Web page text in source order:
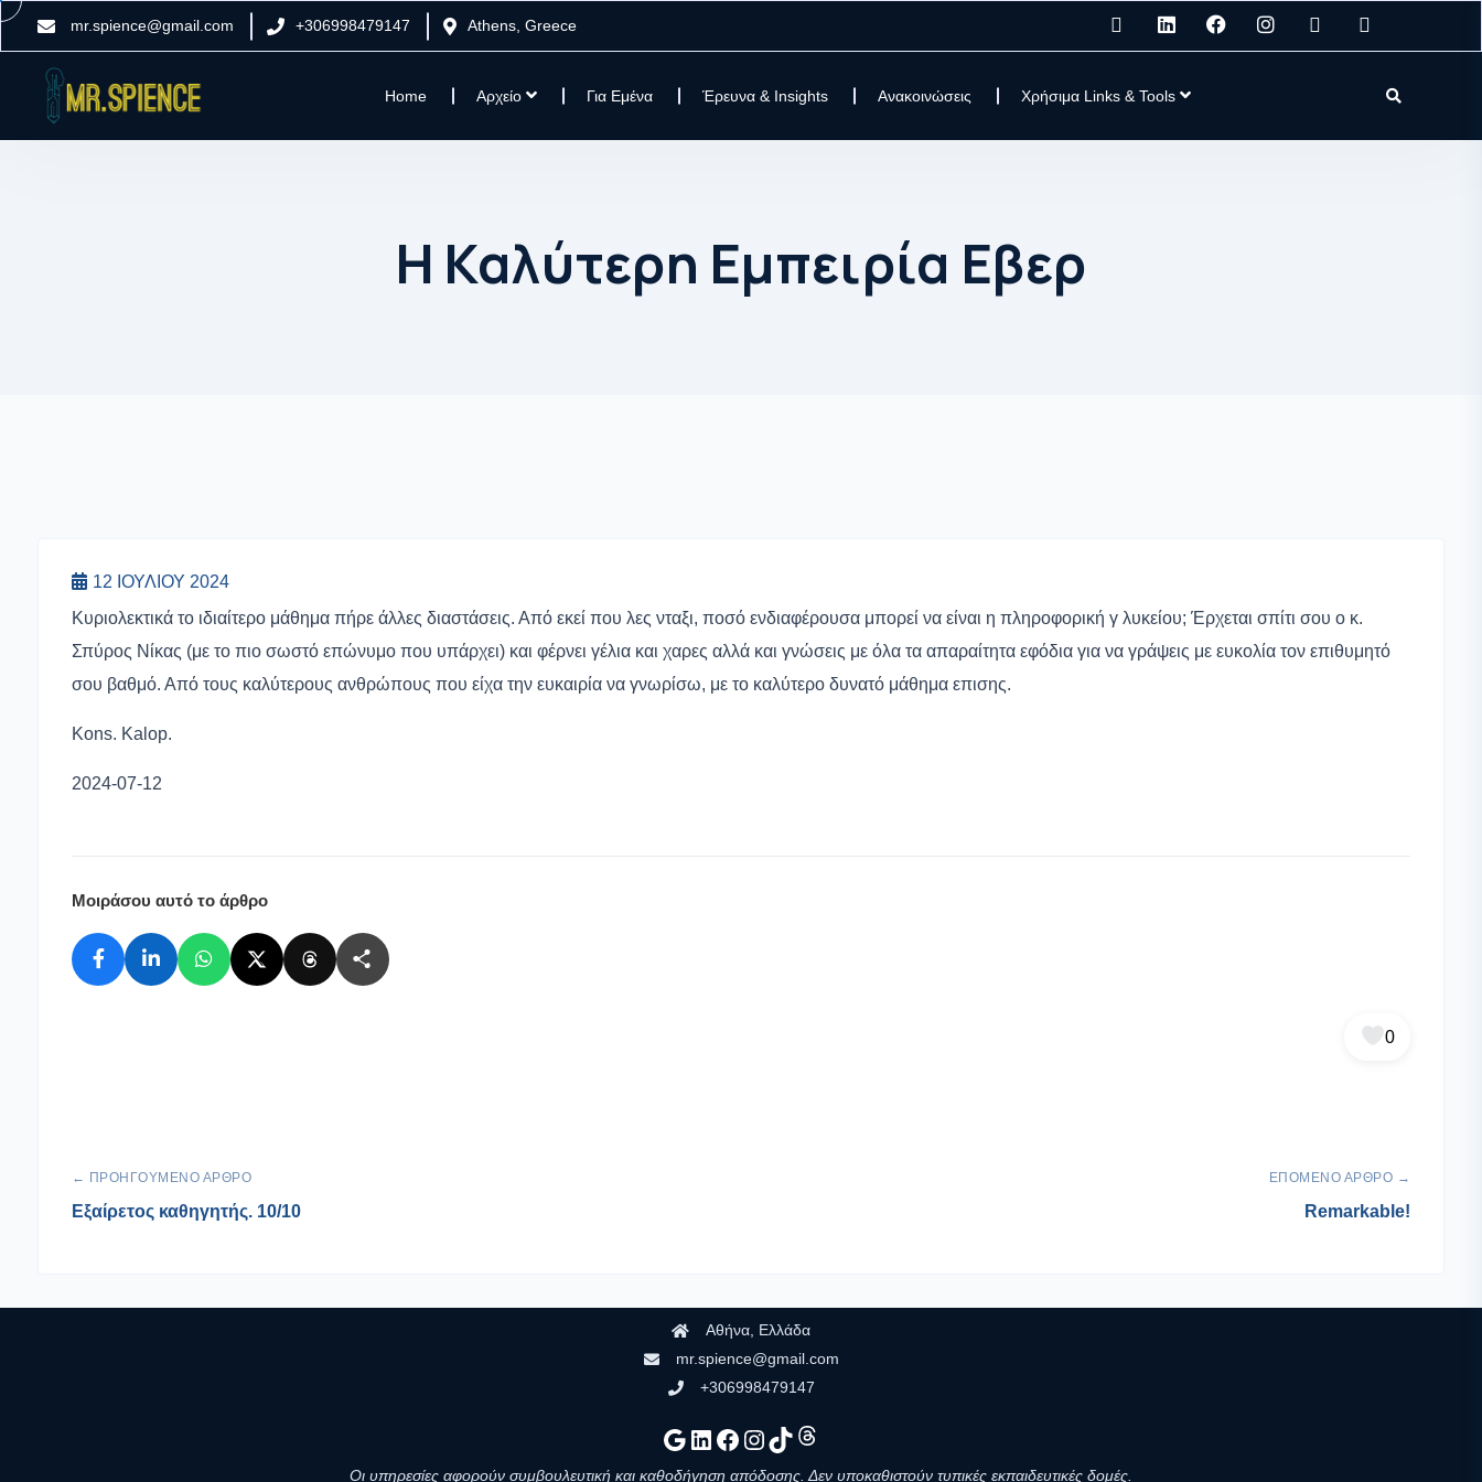
mr.spience@gmail.com +306998479147 Athens, Greece
Home Αρχείο Για Εμένα Έρευνα & Insights Ανακοινώσεις Χρήσιμα Links & Tools
Η Καλύτερη Εμπειρία Εβερ
12 ΙΟΥΛΊΟΥ 2024
Κυριολεκτικά το ιδιαίτερο μάθημα πήρε άλλες διαστάσεις. Από εκεί που λες νταξι, ποσό ενδιαφέρουσα μπορεί να είναι η πληροφορική γ λυκείου; Έρχεται σπίτι σου ο κ.
Σπύρος Νίκας (με το πιο σωστό επώνυμο που υπάρχει) και φέρνει γέλια και χαρες αλλά και γνώσεις με όλα τα απαραίτητα εφόδια για να γράψεις με ευκολία τον επιθυμητό
σου βαθμό. Από τους καλύτερους ανθρώπους που είχα την ευκαιρία να γνωρίσω, με το καλύτερο δυνατό μάθημα επισης.
Kons. Kalop.
2024-07-12
Μοιράσου αυτό το άρθρο
0
← ΠΡΟΗΓΟΎΜΕΝΟ ΆΡΘΡΟ
Εξαίρετος καθηγητής. 10/10
ΕΠΌΜΕΝΟ ΆΡΘΡΟ →
Remarkable!
Αθήνα, Ελλάδα
mr.spience@gmail.com
+306998479147
Google
Linkedin
Facebook
Instagram
TikTok
Νήματα
Οι υπηρεσίες αφορούν συμβουλευτική και καθοδήγηση απόδοσης. Δεν υποκαθιστούν τυπικές εκπαιδευτικές δομές.